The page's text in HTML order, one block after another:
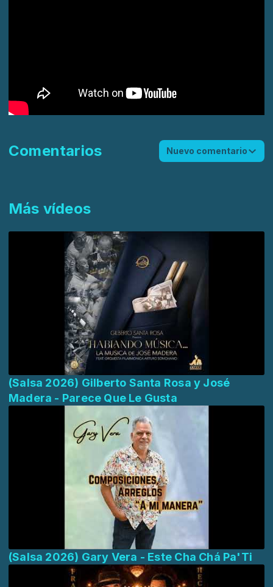
Más vídeos
(Salsa 2026) Gilberto Santa Rosa y José
Madera - Parece Que Le Gusta
(Salsa 2026) Gary Vera - Este Cha Chá Pa'Ti
Comentarios Nuevo comentario